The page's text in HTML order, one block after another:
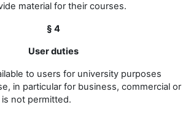
material for their courses.
§ 4
User duties
to users for university purposes
in particular for business, commercial or
not permitted.